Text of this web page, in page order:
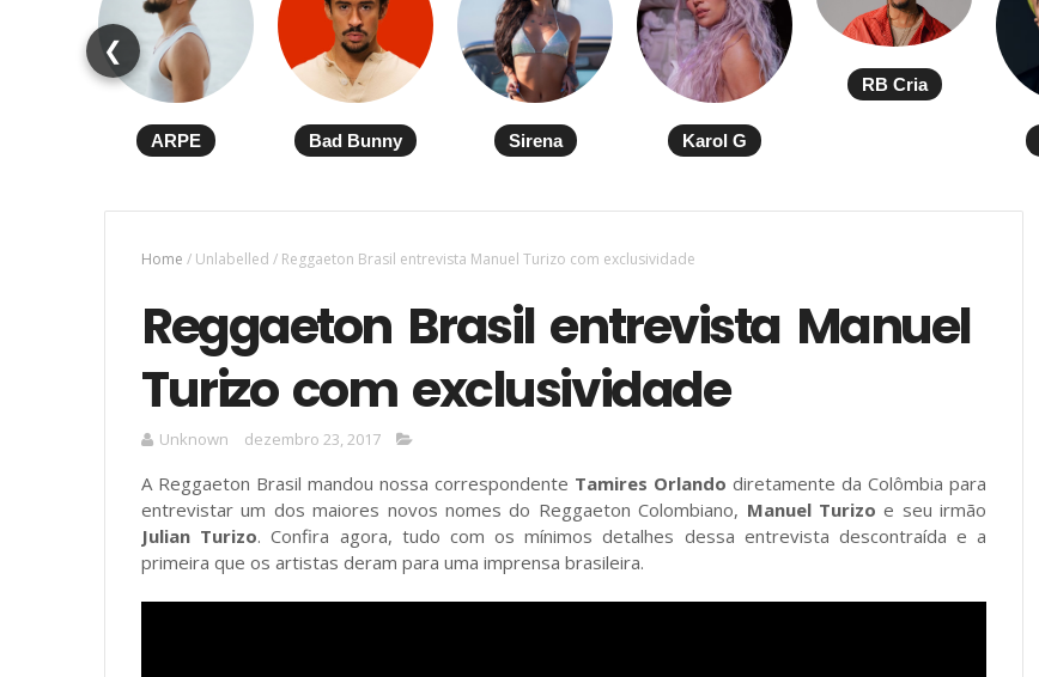
❮
ARPE Bad Bunny Sirena Karol G
RB Cria
Home / Unlabelled / Reggaeton Brasil entrevista Manuel Turizo com exclusividade
Reggaeton Brasil entrevista Manuel
Turizo com exclusividade
Unknown dezembro 23, 2017
A Reggaeton Brasil mandou nossa correspondente Tamires Orlando diretamente da Colômbia para
entrevistar um dos maiores novos nomes do Reggaeton Colombiano, Manuel Turizo e seu irmão
Julian Turizo. Confira agora, tudo com os mínimos detalhes dessa entrevista descontraída e a
primeira que os artistas deram para uma imprensa brasileira.